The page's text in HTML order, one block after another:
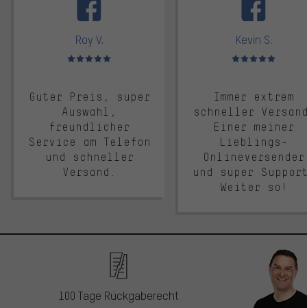
Roy V.
Bewertungen: 5 von 5
Guter Preis, super
Auswahl,
freundlicher
Service am Telefon
und schneller
Versand.
Kevin S.
Bewertungen: 5 von 5
Immer extrem
schneller
Einer meiner
Lieblings-
Onlineversender
und super
Weiter so!
100 Tage Rückgaberecht